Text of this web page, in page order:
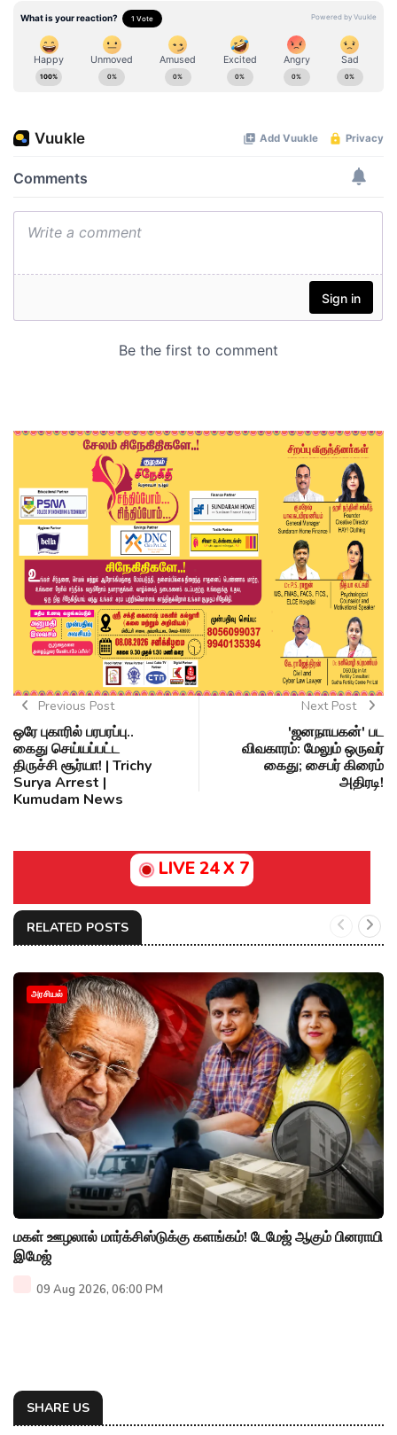
Previous Post
ஒரே புகாரில் பரபரப்பு..
கைது செய்யப்பட்ட
திருச்சி சூர்யா! | Trichy
Surya Arrest |
Kumudam News
Next Post
'ஜனநாயகன்' பட
விவகாரம்: மேலும் ஒருவர்
கைது; சைபர் கிரைம்
அதிரடி!
LIVE 24 X 7
RELATED POSTS
அரசியல்
மகள் ஊழலால் மார்க்சிஸ்டுக்கு களங்கம்! டேமேஜ் ஆகும் பினராயி
இமேஜ்
09 Aug 2026, 06:00 PM
SHARE US